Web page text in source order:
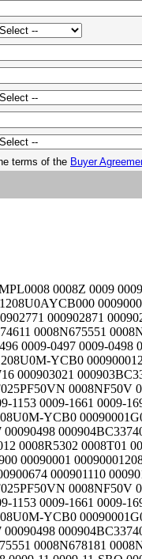
terms of the Buyer
000901235 000901451 000902771 000902871 000902BC33716 0008N671231 0008N672401 0008N673981 0008N674611 0008N675551 0008N678181 0008NF025PF50VN 0008NF50V 0008OHM25121 0008P012 0008R5302 0008T01 0008VIC 0008W 0008W6 0008WM 0008WMPL0008 0008Z 0009 0009-0496 0009-0497 0009-0498 0009-11 0009-11-SRO 0009-1153 0009-1661 0009-1691 0009-ND 00090 000900 00090001 00090001208U0A-YCB000 00090001208U0AYCB000 00090001208U0M-YCB0 00090001208U0MYCB0 00090001G08U0M-YCB0 00090001G08U0MYCB0 0009004 000900674 000901110 000901232 000901235 000901451 000902771 000902871 000902BC33716 000903021 000903BC33725 00090496 00090497 00090498 000904BC33740 000905461 000905462 000905471 000905481 000905BC33816 000906831 000906832 000906841 0008N671231 0008N672401 0008N673981 0008N674611 0008N675551 0008N678181 0008NF025PF50VN 0008NF50V 0008OHM25121 0008P012 0008R5302 0008T01 0008VIC 0008W 0008W6 0008WM 0008WMPL0008 0008Z 0009 0009-0496 0009-0497 0009-0498 0009-11 0009-11-SRO 0009-1153 0009-1661 0009-1691 0009-ND 00090 000900 00090001 00090001208U0A-YCB000 00090001208U0AYCB000 00090001208U0M-YCB0 00090001208U0MYCB0 00090001G08U0M-YCB0 00090001G08U0MYCB0 0009004 000900674 000901110 000901232 000901235 000901451 000902771 000902871 000902BC33716 000903021 000903BC33725 00090496 00090497 00090498 000904BC33740 000905461 000905462